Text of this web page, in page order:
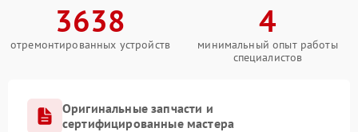
3638
отремонтированных устройств
4
минимальный опыт работы
специалистов
Оригинальные запчасти и
сертифицированные мастера